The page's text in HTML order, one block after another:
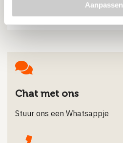
Aanpassen
Chat met ons
Stuur ons een Whatsappje